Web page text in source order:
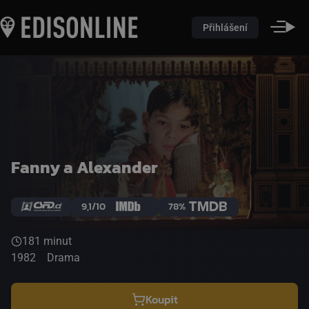
Přihlášení
Fanny a Alexander
9,1/10 78%
181 minut
1982
Drama
Koupit